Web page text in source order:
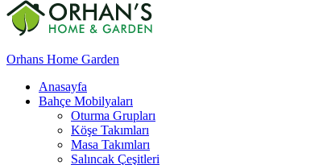
Orhans Home Garden
Anasayfa
Bahçe Mobilyaları
Oturma Grupları
Köşe Takımları
Masa Takımları
Salıncak Çeşitleri